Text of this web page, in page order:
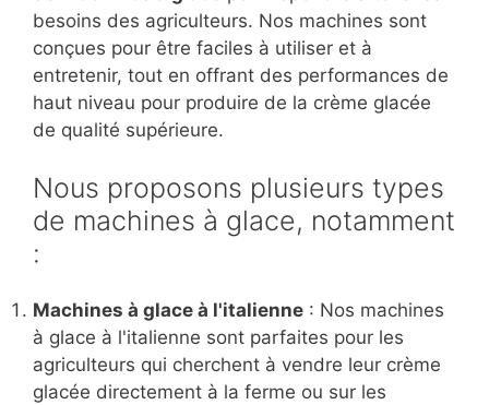
besoins des agriculteurs. Nos machines sont
conçues pour être faciles à utiliser et à
entretenir, tout en offrant des performances de
haut niveau pour produire de la crème glacée
de qualité supérieure.
Nous proposons plusieurs types
de machines à glace, notamment
:
Machines à glace à l'italienne : Nos machines
à glace à l'italienne sont parfaites pour les
agriculteurs qui cherchent à vendre leur crème
glacée directement à la ferme ou sur les